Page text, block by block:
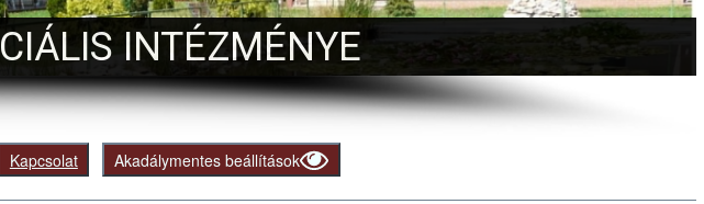
INTÉZMÉNYE
Kapcsolat Akadálymentes beállítások